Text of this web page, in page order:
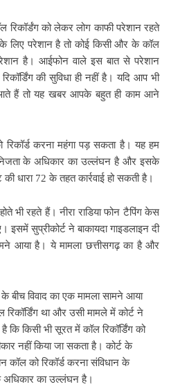
रिकॉर्डंग को लेकर लोग काफी परेशान रहते
लिए परेशान है तो कोई किसी और के कॉल
है। आईफोन वाले इस बात से परेशान
की सुविधा ही नहीं है। यदि आप भी
हैं तो यह खबर आपके बहुत ही काम आने
करना महंगा पड़ सकता है। यह हम
के अधिकार का उल्लंघन है और इसके
धारा 72 के तहत कार्रवाई हो सकती है।
भी रहते हैं। नीरा राडिया फोन टैपिंग केस
इसमें सुप्रीकोर्ट ने बाकायदा गाइडलाइन दी
आया है। ये मामला छत्तीसगढ़ का है और
के बीच विवाद का एक मामला सामने आया
रिकॉर्डिंग था और उसी मामले में कोर्ट ने
कि किसी भी सूरत में कॉल रिकॉर्डिंग को
नहीं किया जा सकता है। कोर्ट के
कॉल को रिकॉर्ड करना संविधान के
का उल्लंघन है।